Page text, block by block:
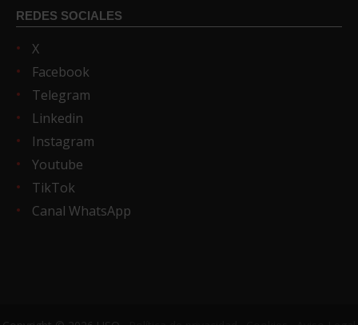
REDES SOCIALES
X
Facebook
Telegram
Linkedin
Instagram
Youtube
TikTok
Canal WhatsApp